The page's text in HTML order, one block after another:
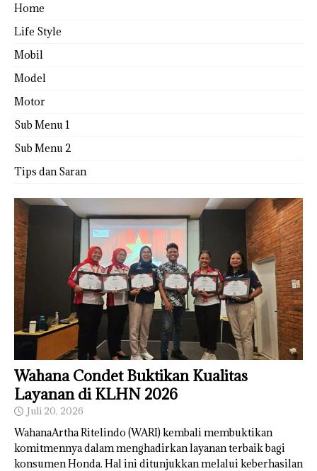
Home
Life Style
Mobil
Model
Motor
Sub Menu 1
Sub Menu 2
Tips dan Saran
Wahana Condet Buktikan Kualitas
Layanan di KLHN 2026
Juli 20, 2026
WahanaArtha Ritelindo (WARI) kembali membuktikan
komitmennya dalam menghadirkan layanan terbaik bagi
konsumen Honda. Hal ini ditunjukkan melalui keberhasilan